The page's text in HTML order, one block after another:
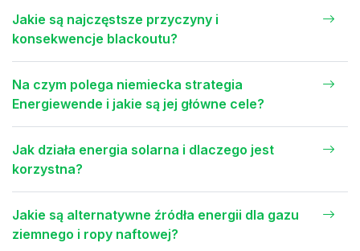
Jakie są najczęstsze przyczyny i
konsekwencje blackoutu?
Na czym polega niemiecka strategia
Energiewende i jakie są jej główne cele?
Jak działa energia solarna i dlaczego jest
korzystna?
Jakie są alternatywne źródła energii dla gazu
ziemnego i ropy naftowej?